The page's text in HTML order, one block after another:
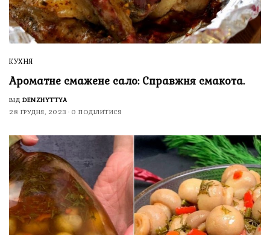
КУХНЯ
Ароматне смажене сало: Справжня смакота.
ВІД DENZHYTTYA
28 ГРУДНЯ, 2023
0 ПОДІЛИТИСЯ